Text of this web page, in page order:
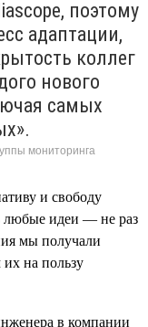
поэтому
адаптации,
коллег
нового
самых
мониторинга
и свободу
любые идеи — не раз
мы получали
на пользу